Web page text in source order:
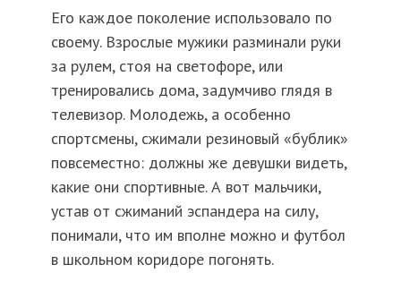
Его каждое поколение использовало по
своему. Взрослые мужики разминали руки
за рулем, стоя на светофоре, или
тренировались дома, задумчиво глядя в
телевизор. Молодежь, а особенно
спортсмены, сжимали резиновый «бублик»
повсеместно: должны же девушки видеть,
какие они спортивные. А вот мальчики,
устав от сжиманий эспандера на силу,
понимали, что им вполне можно и футбол
в школьном коридоре погонять.